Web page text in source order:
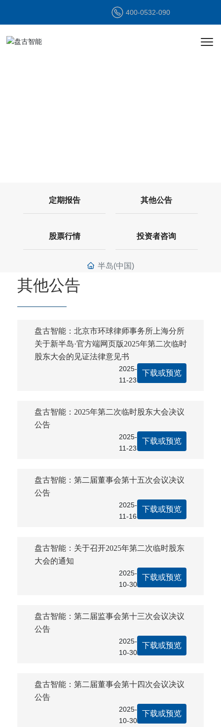
400-0532-090
定期报告 其他公告
股票行情 投资者咨询
半岛(中国)
其他公告
盘古智能：北京市环球律师事务所上海分所
关于新半岛·官方端网页版2025年第二次临时
股东大会的见证法律意见书
2025-
11-23
下载或预览
盘古智能：2025年第二次临时股东大会决议
公告
2025-
11-23
下载或预览
盘古智能：第二届董事会第十五次会议决议
公告
2025-
11-16
下载或预览
盘古智能：关于召开2025年第二次临时股东
大会的通知
2025-
10-30
下载或预览
盘古智能：第二届监事会第十三次会议决议
公告
2025-
10-30
下载或预览
盘古智能：第二届董事会第十四次会议决议
公告
2025-
10-30
下载或预览